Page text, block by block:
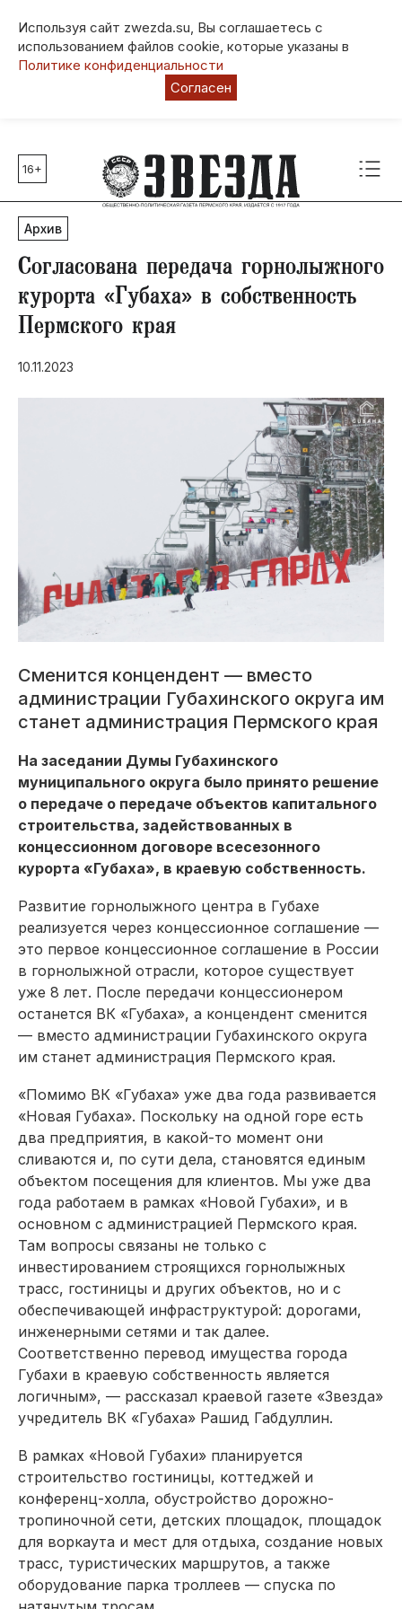
Используя сайт zwezda.su, Вы соглашаетесь с
использованием файлов cookie, которые указаны в
Политике конфиденциальности
Согласен
Главные темы
80 лет Победы
Молодежная столица РФ
СВО
Выборы в Пермском крае
Социальная поддержка
Инфраструктура
Благоустройство
16+
Архив
Согласована передача горнолыжного
курорта «Губаха» в собственность
Пермского края
10.11.2023
Сменится концендент — вместо
администрации Губахинского округа им
станет администрация Пермского края
На заседании Думы Губахинского
муниципального округа было принято решение
о передаче о передаче объектов капитального
строительства, задействованных в
концессионном договоре всесезонного
курорта «Губаха», в краевую собственность.
Развитие горнолыжного центра в Губахе
реализуется через концессионное соглашение —
это первое концессионное соглашение в России
в горнолыжной отрасли, которое существует
уже 8 лет. После передачи концессионером
останется ВК «Губаха», а концендент сменится
— вместо администрации Губахинского округа
им станет администрация Пермского края.
«Помимо ВК «Губаха» уже два года развивается
«Новая Губаха». Поскольку на одной горе есть
два предприятия, в какой-то момент они
сливаются и, по сути дела, становятся единым
объектом посещения для клиентов. Мы уже два
года работаем в рамках «Новой Губахи», и в
основном с администрацией Пермского края.
Там вопросы связаны не только с
инвестированием строящихся горнолыжных
трасс, гостиницы и других объектов, но и с
обеспечивающей инфраструктурой: дорогами,
инженерными сетями и так далее.
Соответственно перевод имущества города
Губахи в краевую собственность является
логичным», — рассказал краевой газете «Звезда»
учредитель ВК «Губаха» Рашид Габдуллин.
В рамках «Новой Губахи» планируется
строительство гостиницы, коттеджей и
конференц-холла, обустройство дорожно-
тропиночной сети, детских площадок, площадок
для воркаута и мест для отдыха, создание новых
трасс, туристических маршрутов, а также
оборудование парка троллеев — спуска по